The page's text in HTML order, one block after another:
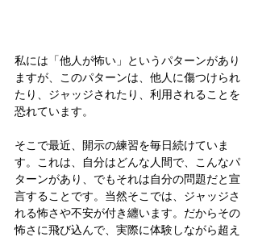
私には「他人が怖い」というパターンがあり
ますが、このパターンは、他人に傷つけられ
たり、ジャッジされたり、利用されることを
恐れています。
そこで最近、開示の練習を毎日続けていま
す。これは、自分はどんな人間で、こんなパ
ターンがあり、でもそれは自分の問題だと宣
言することです。当然そこでは、ジャッジさ
れる怖さや不安が付き纏います。だからその
怖さに飛び込んで、実際に体験しながら超え